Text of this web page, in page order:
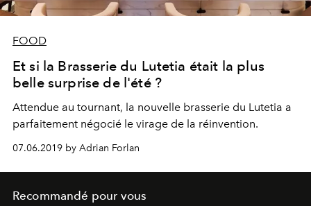
FOOD
Et si la Brasserie du Lutetia était la plus
belle surprise de l'été ?
Attendue au tournant, la nouvelle brasserie du Lutetia a
parfaitement négocié le virage de la réinvention.
07.06.2019 by Adrian Forlan
Recommandé pour vous